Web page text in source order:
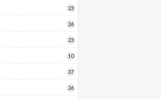
23
26
23
10
37
26